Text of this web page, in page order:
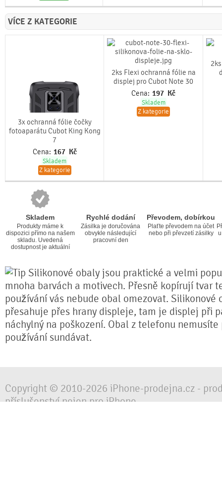
VÍCE Z KATEGORIE
3x ochranná fólie čočky
fotoaparátu Cubot King Kong
7
Cena: 167 Kč
Skladem
Z kategorie
2ks Flexi ochranná fólie na
displej pro Cubot Note 30
Cena: 197 Kč
Skladem
Z kategorie
Skladem
Produkty máme k
dispozici přímo na našem
skladu. Uvedená
dostupnost je aktuální
Rychlé dodání
Zásilka je doručována
obvykle následující
pracovní den
Převodem, dobírkou
Plaťte převodem na účet
nebo při převzetí zásilky
Silikonové obaly jsou praktické a velmi
mnoha barvách a motivech. Přesně kopírují tvar
používání vás nebude obal omezovat. Silikonové
přesahuje přes hrany displeje, tam je displej při
náchylný na poškození. Obal z telefonu
používání sundávat.
Copyright © 2010-2026 iPhone-prodejna.cz -
příslušenství nejen pro iPhone